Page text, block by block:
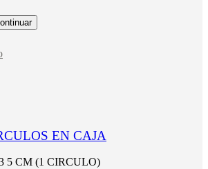
EN CAJA
5 CM (1 CIRCULO)